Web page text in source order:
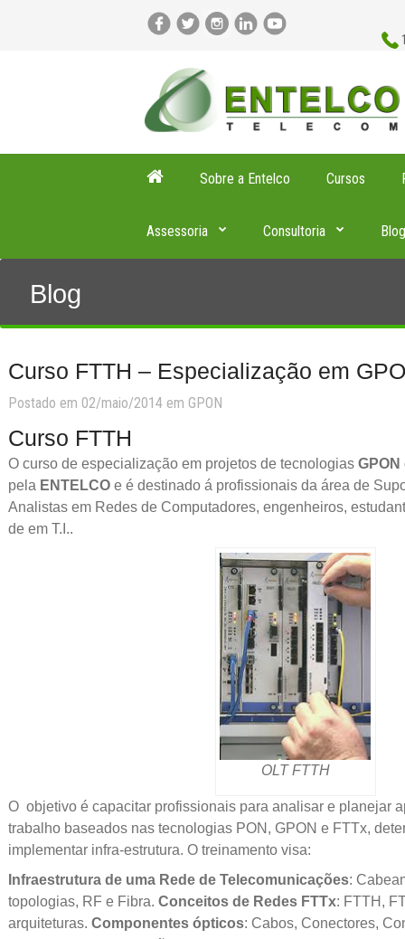
Sobre a Entelco Cursos
Assessoria Consultoria Blog
Blog
Curso FTTH – Especialização em
Postado em 02/maio/2014 em GPON
Curso FTTH
O curso de especialização em projetos de tecnologiasGPON
pela ENTELCO e é destinado á profissionais da área de
Analistas em Redes de Computadores, engenheiros,
de em T.I..
OLT FTTH
O objetivo é capacitar profissionais para analisar e planejar
trabalho baseados nas tecnologias PON, GPON e FTTx,
implementar infra-estrutura. O treinamento visa:
Infraestrutura de uma Rede de Telecomunicações:
topologias, RF e Fibra. Conceitos de Redes FTTx: FTTH,
arquiteturas.Componentes ópticos: Cabos, Conectores,